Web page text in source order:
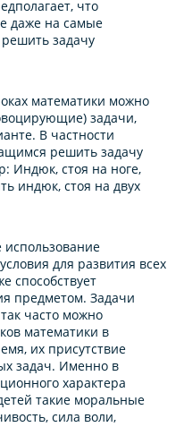
что
даже на самые
задачу
математики можно
задачи,
В частности
решить задачу
Индюк, стоя на ноге,
индюк, стоя на двух
использование
для развития всех
способствует
предметом. Задачи
часто можно
математики в
их присутствие
задач. Именно в
характера
такие моральные
сила воли,